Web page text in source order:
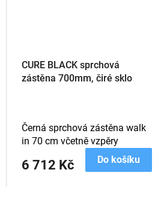
CURE BLACK sprchová
zástěna 700mm, čiré sklo
6 712 Kč Do košíku
Černá sprchová zástěna walk
in 70 cm včetně vzpěry